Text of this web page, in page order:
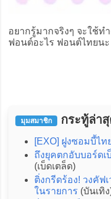
อยากรู้มากจริงๆ จะใช้
ฟอนต์อะไร ฟอนต์ไทยนะ
มุมสมาชิก กระทู้ล่า
[EXO] ฝูงซอมบี้ไ
ถึงยุคตกอับบอร์ดเ
(เบ็ดเตล็ด)
ติ่งกรีดร้อง! วงคัฟ
ในรายการ (บันเทิง